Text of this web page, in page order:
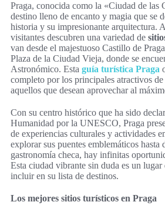
Praga, conocida como la «Ciudad de las
destino lleno de encanto y magia que se
historia y su impresionante arquitectura.
visitantes descubren una variedad de
van desde el majestuoso Castillo de
Plaza de la Ciudad Vieja, donde se
Astronómico. Esta guía turística Praga
completo por los principales atractivos
aquellos que desean aprovechar al
Con su centro histórico que ha sido
Humanidad por la UNESCO, Praga
de experiencias culturales y actividades
explorar sus puentes emblemáticos hasta
gastronomía checa, hay infinitas
Esta ciudad vibrante sin duda es un
incluir en su lista de destinos.
Los mejores sitios turísticos en Praga